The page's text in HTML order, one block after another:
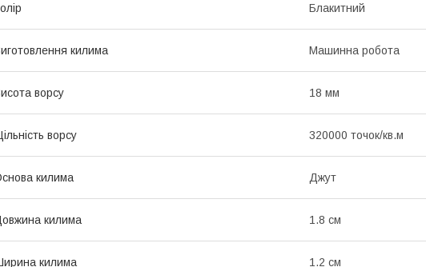
Блакитний
килима Машинна робота
ворсу 18 мм
ворсу 320000 точок/кв.м
килима Джут
килима 1.8 см
килима 1.2 см